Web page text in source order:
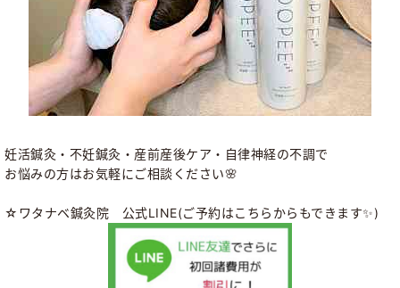
妊活鍼灸・不妊鍼灸・産前産後ケア・自律神経の不調で
お悩みの方はお気軽にご相談ください🌸
☆ワタナベ鍼灸院 公式LINE(ご予約はこちらからもできます✨)